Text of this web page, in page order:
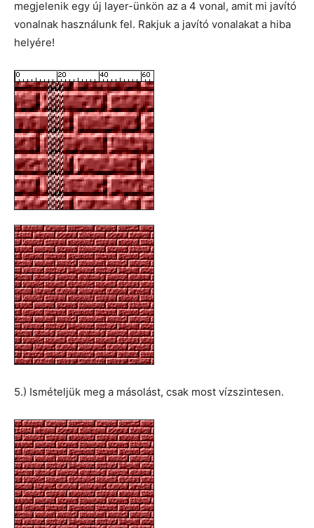
megjelenik egy új layer-ünkön az a 4 vonal, amit mi javító
vonalnak használunk fel. Rakjuk a javító vonalakat a hiba
helyére!
5.) Ismételjük meg a másolást, csak most vízszintesen.